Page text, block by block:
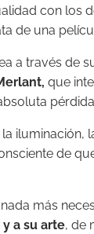
con los
de una
a través de
que
iluminación,
de
más
a su arte, de